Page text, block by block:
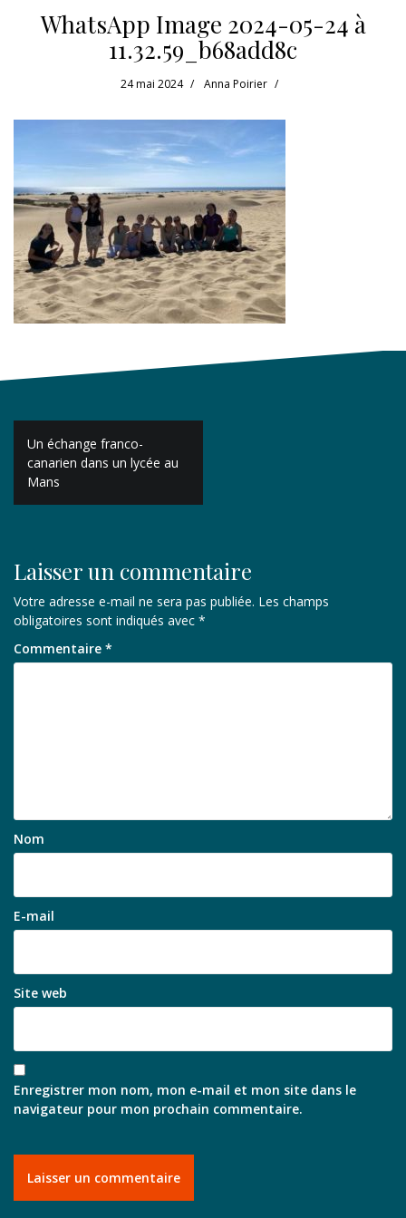
WhatsApp Image 2024-05-24 à
11.32.59_b68add8c
24 mai 2024 Anna Poirier
Navigation
de
l’article
Un échange franco-
canarien dans un lycée au
Mans
Laisser un commentaire
Votre adresse e-mail ne sera pas publiée. Les champs
obligatoires sont indiqués avec *
Commentaire *
Nom
E-mail
Site web
Enregistrer mon nom, mon e-mail et mon site dans le
navigateur pour mon prochain commentaire.